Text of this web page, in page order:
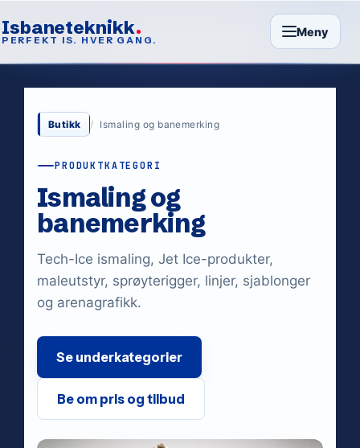
Isbaneteknikk
PERFEKT IS. HVER GANG.
Meny
Butikk Ismaling og banemerking
PRODUKTKATEGORI
Ismaling og
banemerking
Tech-Ice ismaling, Jet Ice-produkter,
maleutstyr, sprøyterigger, linjer, sjablonger
og arenagrafikk.
Se underkategorier
Be om pris og tilbud